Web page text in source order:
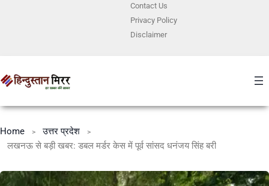
ContactUs
Privacy Policy
Disclaimer
Home
उत्तर प्रदेश
लखनऊ से बड़ी खबर: डबल मर्डर केस में पूर्व सांसद धनंजय सिंह बरी